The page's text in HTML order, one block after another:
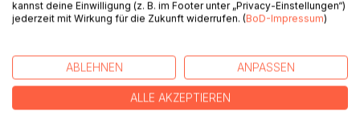
Wie machst du weiter wenn du alles schon verloren hast?
die Welt, die sie kannte, vernichtet. Zusammen mit ihrem
kleinen Hund und ihrem besten Freund muss sie lernen, in
einer Welt zu überleben, die ihren Tod will. Als sie den
Falschen vertraut, verliert sie beinahe alles. Ausgerechnet
kannst deine Einwilligung (z. B. im Footer unter „Privacy-Einstellungen“)
jederzeit mit Wirkung für die Zukunft widerrufen. (BoD-Impressum)
ABLEHNEN ANPASSEN
ALLE AKZEPTIEREN